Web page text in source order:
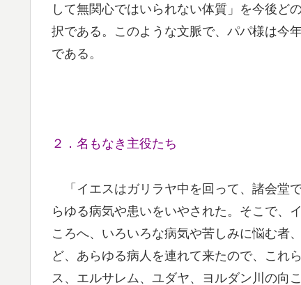
して無関心ではいられない体質」を今後ど
択である。このような文脈で、パパ様は今
である。
２．名もなき主役たち
「イエスはガリラヤ中を回って、諸会堂
らゆる病気や患いをいやされた。そこで、
ころへ、いろいろな病気や苦しみに悩む者
ど、あらゆる病人を連れて来たので、これ
ス、エルサレム、ユダヤ、ヨルダン川の向